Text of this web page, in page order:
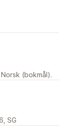
(bokmål).
SG